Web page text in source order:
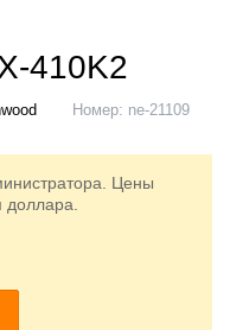
410K2
Номер: ne-21109
Цены
доллара.